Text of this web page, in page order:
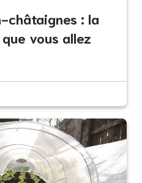
châtaignes : la
vous allez